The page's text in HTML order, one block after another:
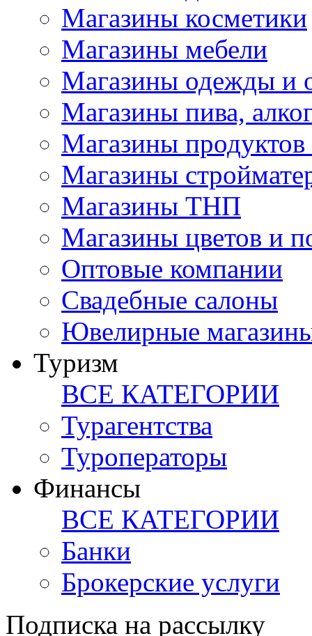
Магазины косметики
Магазины мебели
Магазины одежды и
Магазины пива,
Магазины продуктов
Магазины
Магазины ТНП
Магазины цветов и
Оптовые компании
Свадебные салоны
Ювелирные
Туризм
ВСЕ КАТЕГОРИИ
Турагентства
Туроператоры
Финансы
ВСЕ КАТЕГОРИИ
Банки
Брокерские услуги
Подписка на рассылку